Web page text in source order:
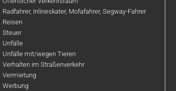
Radfahrer, Inlineskater, Mofafahrer, Segway-Fahrer
Reisen
Steuer
Unfälle
Unfälle mit/wegen Tieren
Verhalten im Straßenverkehr
Vermietung
Werbung